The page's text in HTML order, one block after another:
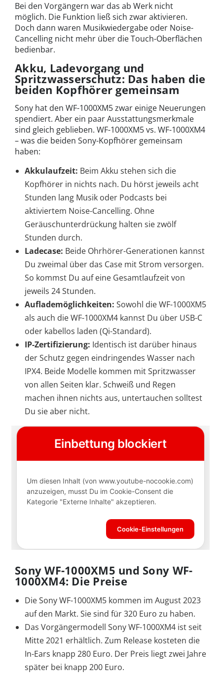
Bei den Vorgängern war das ab Werk nicht
möglich. Die Funktion ließ sich zwar aktivieren.
Doch dann waren Musikwiedergabe oder Noise-
Cancelling nicht mehr über die Touch-Oberflächen
bedienbar.
Akku, Ladevorgang und
Spritzwasserschutz: Das haben die
beiden Kopfhörer gemeinsam
Sony hat den WF-1000XM5 zwar einige Neuerungen
spendiert. Aber ein paar Ausstattungsmerkmale
sind gleich geblieben. WF-1000XM5 vs. WF-1000XM4
– was die beiden Sony-Kopfhörer gemeinsam
haben:
Akkulaufzeit: Beim Akku stehen sich die
Kopfhörer in nichts nach. Du hörst jeweils acht
Stunden lang Musik oder Podcasts bei
aktiviertem Noise-Cancelling. Ohne
Geräuschunterdrückung halten sie zwölf
Stunden durch.
Ladecase: Beide Ohrhörer-Generationen kannst
Du zweimal über das Case mit Strom versorgen.
So kommst Du auf eine Gesamtlaufzeit von
jeweils 24 Stunden.
Auflademöglichkeiten: Sowohl die WF-1000XM5
als auch die WF-1000XM4 kannst Du über USB-C
oder kabellos laden (Qi-Standard).
IP-Zertifizierung: Identisch ist darüber hinaus
der Schutz gegen eindringendes Wasser nach
IPX4. Beide Modelle kommen mit Spritzwasser
von allen Seiten klar. Schweiß und Regen
machen ihnen nichts aus, untertauchen solltest
Du sie aber nicht.
Sony WF-1000XM5 und Sony WF-
1000XM4: Die Preise
Die Sony WF-1000XM5 kommen im August 2023
auf den Markt. Sie sind für 320 Euro zu haben.
Das Vorgängermodell Sony WF-1000XM4 ist seit
Mitte 2021 erhältlich. Zum Release kosteten die
In-Ears knapp 280 Euro. Der Preis liegt zwei Jahre
später bei knapp 200 Euro.